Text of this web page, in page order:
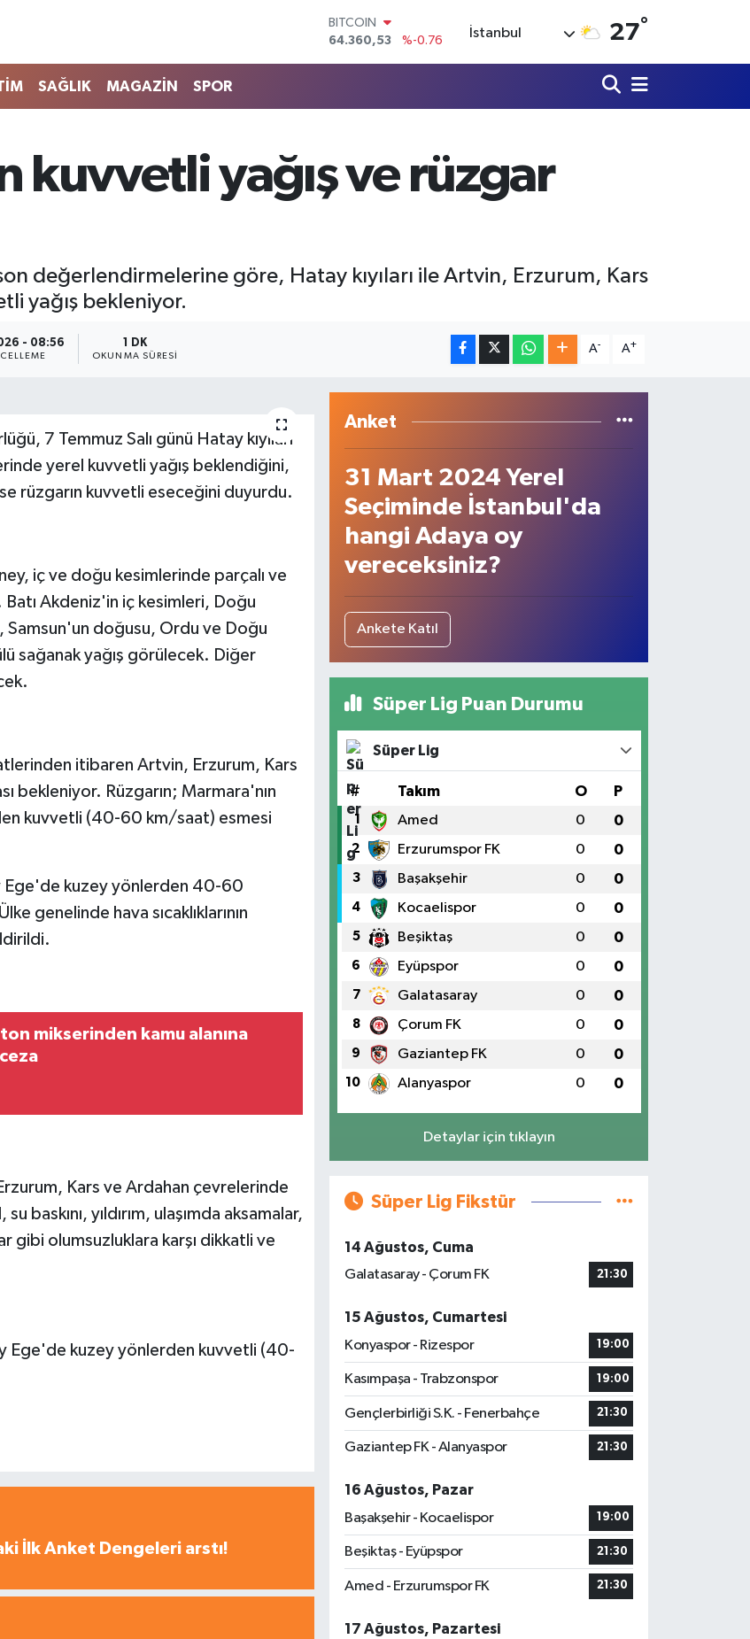
64.360,53
DOLAR
STERLİN
6618.49
%2.12
BİST100
13.887
İstanbul 27°
SAĞLIK MAGAZİN SPOR
yağış ve rüzgar
değerlendirmelerine göre, Hatay kıyıları ile Artvin, Erzurum, Kars
yağış bekleniyor.
- 08:56 1 DK
OKUNMA SÜRESI
A- A+
7 Temmuz Salı günü Hatay kıyıları
yerel kuvvetli yağış beklendiğini,
rüzgarın kuvvetli eseceğini duyurdu.
iç ve doğu kesimlerinde parçalı ve
Akdeniz'in iç kesimleri, Doğu
Samsun'un doğusu, Ordu ve Doğu
sağanak yağış görülecek. Diğer
itibaren Artvin, Erzurum, Kars
bekleniyor. Rüzgarın; Marmara'nın
kuvvetli (40-60 km/saat) esmesi
Ege'de kuzey yönlerden 40-60
genelinde hava sıcaklıklarının
mikserinden kamu alanına
Kars ve Ardahan çevrelerinde
baskını, yıldırım, ulaşımda aksamalar,
gibi olumsuzluklara karşı dikkatli ve
Ege'de kuzey yönlerden kuvvetli (40-
İlk Anket Dengeleri arstı!
Anket
31 Mart 2024 Yerel
Seçiminde İstanbul'da
hangi Adaya oy
vereceksiniz?
Ankete Katıl
Süper Lig Puan Durumu
Süper Lig
# Takım O P
1 Amed 0 0
2 Erzurumspor FK 0 0
3 Başakşehir 0 0
4 Kocaelispor 0 0
5 Beşiktaş 0 0
6 Eyüpspor 0 0
7 Galatasaray 0 0
8 Çorum FK 0 0
9 Gaziantep FK 0 0
10 Alanyaspor 0 0
Detaylar için tıklayın
Süper Lig Fikstür
14 Ağustos, Cuma
Galatasaray - Çorum FK
21:30
15 Ağustos, Cumartesi
Konyaspor - Rizespor
19:00
Kasımpaşa - Trabzonspor 19:00
Gençlerbirliği S.K. - Fenerbahçe 21:30
Gaziantep FK - Alanyaspor 21:30
16 Ağustos, Pazar
Başakşehir - Kocaelispor
19:00
Beşiktaş - Eyüpspor 21:30
Amed - Erzurumspor FK 21:30
17 Ağustos, Pazartesi